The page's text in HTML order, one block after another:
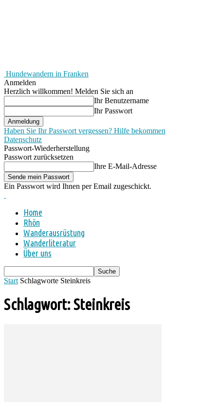
Hundewandern in Franken
Anmelden
Herzlich willkommen! Melden Sie sich an
Ihr Benutzername
Ihr Passwort
Haben Sie Ihr Passwort vergessen? Hilfe bekommen
Datenschutz
Passwort-Wiederherstellung
Passwort zurücksetzen
Ihre E-Mail-Adresse
Ein Passwort wird Ihnen per Email zugeschickt.
Home
Rhön
Wanderausrüstung
Wanderliteratur
Über uns
Start Schlagworte Steinkreis
Schlagwort: Steinkreis